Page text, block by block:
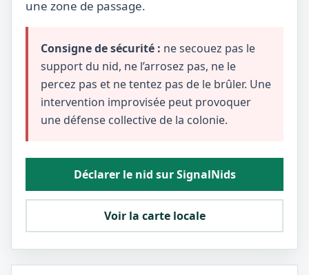
une zone de passage.
Consigne de sécurité : ne secouez pas le
support du nid, ne l’arrosez pas, ne le
percez pas et ne tentez pas de le brûler. Une
intervention improvisée peut provoquer
une défense collective de la colonie.
Déclarer le nid sur SignalNids
Voir la carte locale